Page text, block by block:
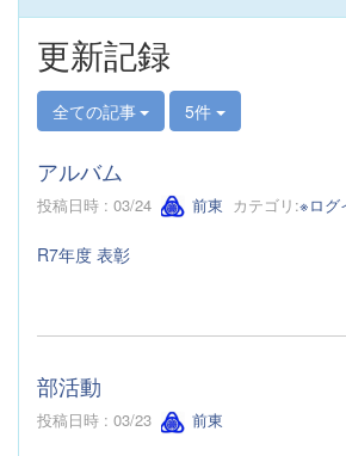
更新記録
全ての記事 5件
アルバム
投稿日時 : 03/24 前東 カテゴリ:※ログ
R7年度 表彰
部活動
投稿日時 : 03/23 前東